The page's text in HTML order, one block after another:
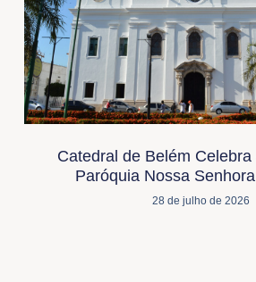
Catedral de Belém
Paróquia Nossa
28 de julho de 2026